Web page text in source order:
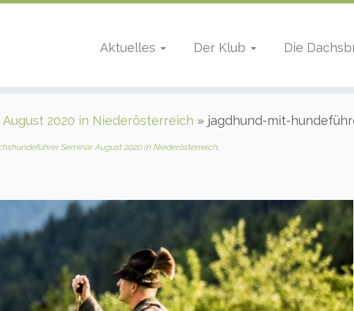
Aktuelles Der Klub Die
2020 in Niederösterreich » jagdhund-mit-
Seminar August 2020 in Niederösterreich.